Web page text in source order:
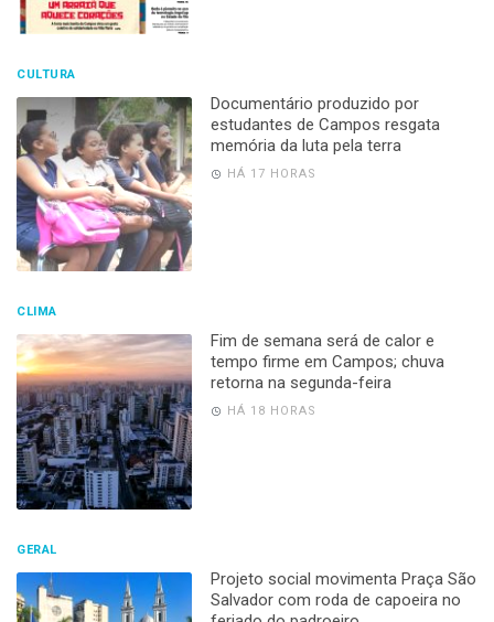
CULTURA
Documentário produzido por
estudantes de Campos resgata
memória da luta pela terra
HÁ 17 HORAS
CLIMA
Fim de semana será de calor e
tempo firme em Campos; chuva
retorna na segunda-feira
HÁ 18 HORAS
GERAL
Projeto social movimenta Praça São
Salvador com roda de capoeira no